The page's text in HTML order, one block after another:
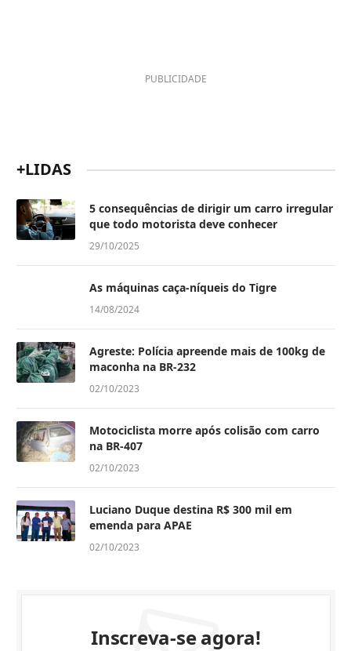
PUBLICIDADE
+LIDAS
5 consequências de dirigir um carro irregular
que todo motorista deve conhecer
29/10/2025
As máquinas caça-níqueis do Tigre
14/08/2024
Agreste: Polícia apreende mais de 100kg de
maconha na BR-232
02/10/2023
Motociclista morre após colisão com carro
na BR-407
02/10/2023
Luciano Duque destina R$ 300 mil em
emenda para APAE
02/10/2023
Inscreva-se agora!